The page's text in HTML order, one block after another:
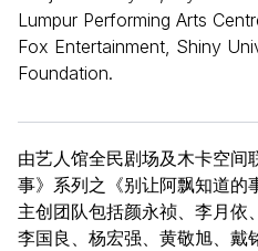
Lumpur Performing Arts
Fox Entertainment, Shiny
Foundation.
由艺人馆全民剧场及木卡空间
事》系列之《别让阿飘知道的
主创团队包括颜永祯、李月依
李国良、杨宏强、黄敬旭、戴